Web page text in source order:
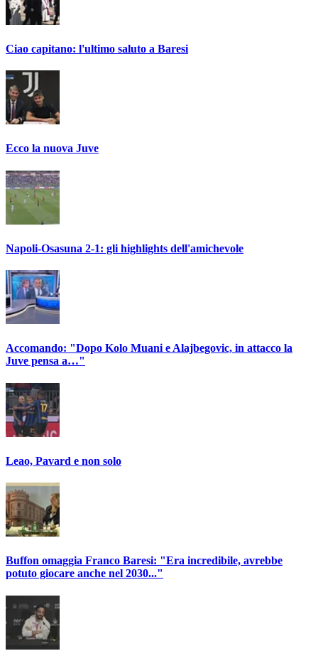
Ciao capitano: l'ultimo saluto a Baresi
Ecco la nuova Juve
Napoli-Osasuna 2-1: gli highlights dell'amichevole
Accomando: "Dopo Kolo Muani e Alajbegovic, in attacco la
Juve pensa a…"
Leao, Pavard e non solo
Buffon omaggia Franco Baresi: "Era incredibile, avrebbe
potuto giocare anche nel 2030..."